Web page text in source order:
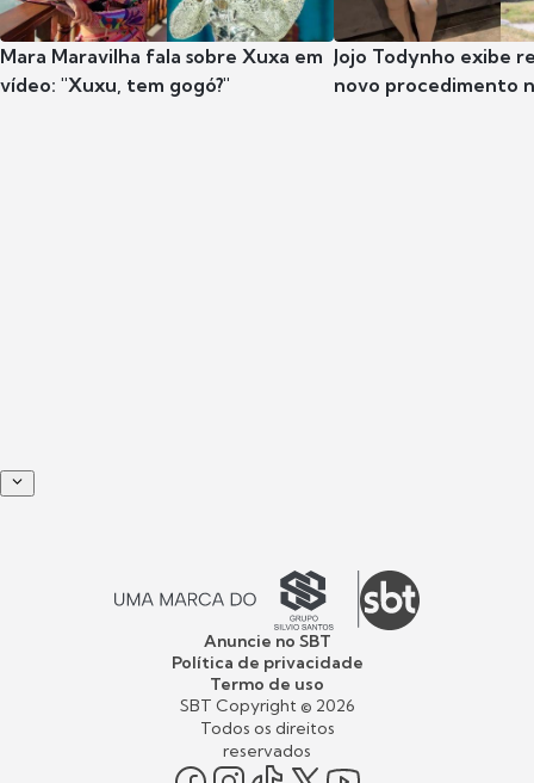
Mara Maravilha fala sobre Xuxa em
vídeo: "Xuxu, tem gogó?"
Jojo Todynho exibe
novo procedimento
Anuncie no SBT
Política de privacidade
Termo de uso
SBT Copyright © 2026
Todos os direitos
reservados